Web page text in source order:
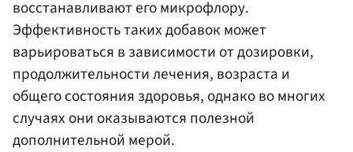
восстанавливают его микрофлору.
Эффективность таких добавок может
варьироваться в зависимости от дозировки,
продолжительности лечения, возраста и
общего состояния здоровья, однако во многих
случаях они оказываются полезной
дополнительной мерой.